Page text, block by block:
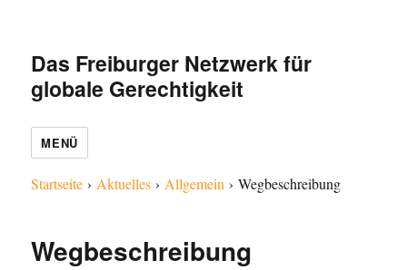
Das Freiburger Netzwerk für
globale Gerechtigkeit
MENÜ
Startseite › Aktuelles › Allgemein ›Wegbeschreibung
Wegbeschreibung